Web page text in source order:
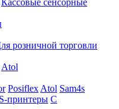
Кассовые сенсорные
розничной торговли
Atol
Posiflex Atol Sam4s
принтеры С